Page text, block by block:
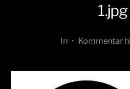
Niederkofler
1.jpg
In • Kommentar